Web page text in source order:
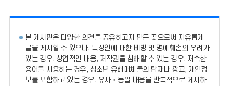
본 게시판은 다양한 의견을 공유하고자 만든 곳으로써 자유롭게
글을 게시할 수 있으나, 특정인에 대한 비방 및 명예훼손의 우려가
있는 경우, 상업적인 내용, 저작권을 침해할 수 있는 경우, 저속한
용어를 사용하는 경우, 청소년 유해매체물의 탑재나 광고, 개인정
보를 포함하고 있는 경우, 유사‧동일 내용을 반복적으로 게시하